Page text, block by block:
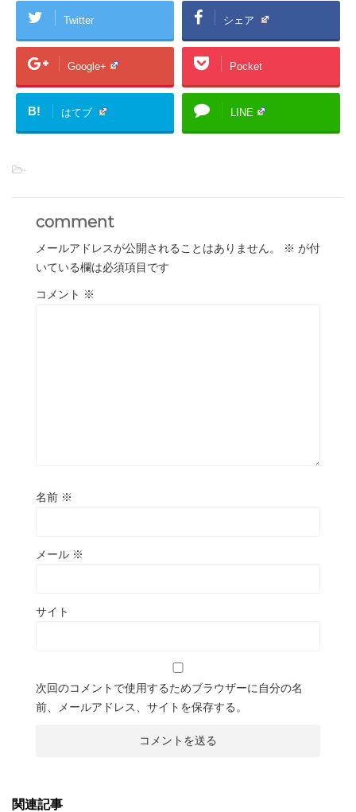
Twitter シェア
Google+ Pocket
B! はてブ LINE
-
comment
メールアドレスが公開されることはありません。 ※ が付
いている欄は必須項目です
コメント ※
名前 ※
メール ※
サイト
次回のコメントで使用するためブラウザーに自分の名
前、メールアドレス、サイトを保存する。
関連記事